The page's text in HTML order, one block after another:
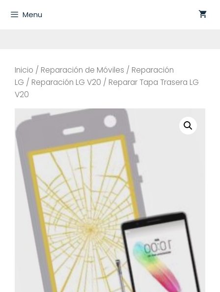
Menu
Inicio / Reparación de Móviles / Reparación
LG / Reparación LG V20 / Reparar Tapa Trasera LG
V20